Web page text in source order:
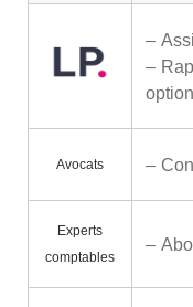
–
–
Avocats –
Experts
comptables
–